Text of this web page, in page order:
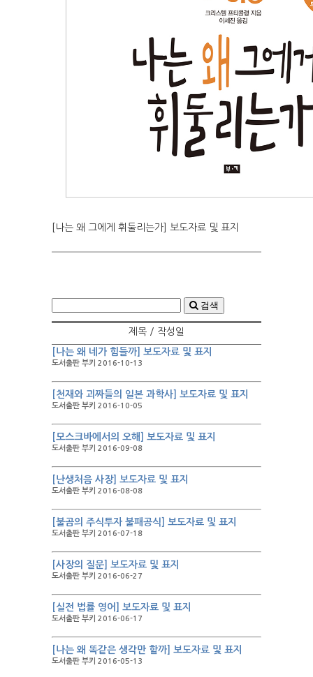
[나는 왜 그에게 휘둘리는가] 보도자료 및 표지
검색
제목 / 작성일
[나는 왜 네가 힘들까] 보도자료 및 표지
도서출판 부키 2016-10-13
[천재와 괴짜들의 일본 과학사] 보도자료 및 표지
도서출판 부키 2016-10-05
[모스크바에서의 오해] 보도자료 및 표지
도서출판 부키 2016-09-08
[난생처음 사장] 보도자료 및 표지
도서출판 부키 2016-08-08
[불곰의 주식투자 불패공식] 보도자료 및 표지
도서출판 부키 2016-07-18
[사장의 질문] 보도자료 및 표지
도서출판 부키 2016-06-27
[실전 법률 영어] 보도자료 및 표지
도서출판 부키 2016-06-17
[나는 왜 똑같은 생각만 할까] 보도자료 및 표지
도서출판 부키 2016-05-13